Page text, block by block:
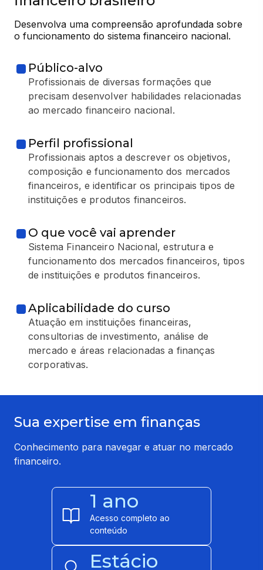
Desenvolva uma compreensão aprofundada sobre
o funcionamento do sistema financeiro nacional.
Público-alvo
Profissionais de diversas formações que
precisam desenvolver habilidades relacionadas
ao mercado financeiro nacional.
Perfil profissional
Profissionais aptos a descrever os objetivos,
composição e funcionamento dos mercados
financeiros, e identificar os principais tipos de
instituições e produtos financeiros.
O que você vai aprender
Sistema Financeiro Nacional, estrutura e
funcionamento dos mercados financeiros, tipos
de instituições e produtos financeiros.
Aplicabilidade do curso
Atuação em instituições financeiras,
consultorias de investimento, análise de
mercado e áreas relacionadas a finanças
corporativas.
Sua expertise em finanças
Conhecimento para navegar e atuar no mercado
financeiro.
1 ano
Acesso completo ao
conteúdo
Estácio